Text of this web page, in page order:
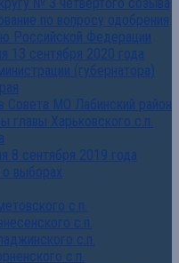
по вопросу одобрения
Российской Федерации
13 сентября 2020 года
(губернатора)
Совета МО Лабинский район
главы Харьковского с.п.
8 сентября 2019 года
выборах
с.п.
с.п.
с.п.
с.п.